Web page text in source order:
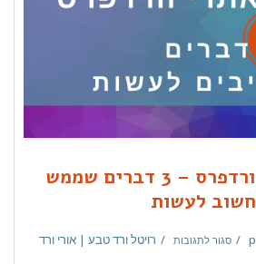
בניית אתרי וורדפרס – 3 דברים שממש
חשוב לעשות
סגור לתגובות רויטל ורד טבע | אורי ורד